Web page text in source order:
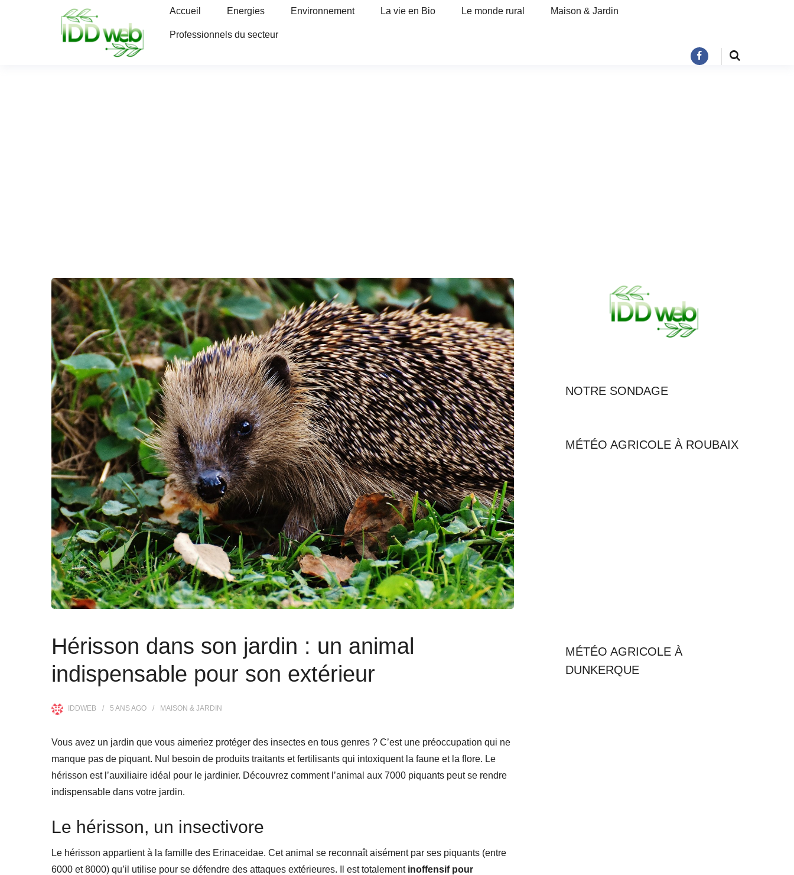
Accueil Energies Environnement La vie en Bio Le monde rural Maison & Jardin
Professionnels du secteur
Hérisson dans son jardin : un animal
indispensable pour son extérieur
IDDWEB 5 ANSAGO MAISON & JARDIN
Vous avez un jardin que vous aimeriez protéger des insectes en tous genres ? C’est une préoccupation qui ne
manque pas de piquant. Nul besoin de produits traitants et fertilisants qui intoxiquent la faune et la flore. Le
hérisson est l’auxiliaire idéal pour le jardinier. Découvrez comment l’animal aux 7000 piquants peut se rendre
indispensable dans votre jardin.
Le hérisson, un insectivore
Le hérisson appartient à la famille des Erinaceidae. Cet animal se reconnaît aisément par ses piquants (entre
6000 et 8000) qu’il utilise pour se défendre des attaques extérieures. Il est totalement inoffensif pour
NOTRE SONDAGE
MÉTÉO AGRICOLE À ROUBAIX
MÉTÉO AGRICOLE À
DUNKERQUE